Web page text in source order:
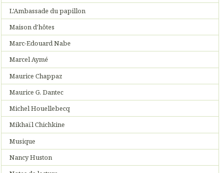
L'Ambassade du papillon
Maison d'hôtes
Marc-Edouard Nabe
Marcel Aymé
Maurice Chappaz
Maurice G. Dantec
Michel Houellebecq
Mikhaïl Chichkine
Musique
Nancy Huston